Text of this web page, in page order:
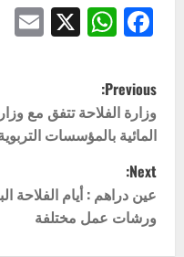
Facebook
X
P
o
s
t
n
Previous:
وزارة الفلاحة تتفق مع
المائية بالمؤسسات
Next:
ورشات عمل مختلفة